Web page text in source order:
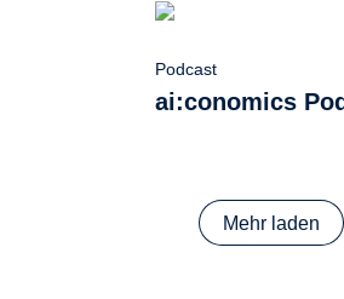
Podcast
ai:conomics
Mehr laden